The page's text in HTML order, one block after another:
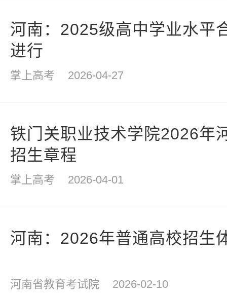
河南：2025级高中学业水平
进行
掌上高考 2026-04-27
铁门关职业技术学院2026年
招生章程
掌上高考 2026-04-01
河南：2026年普通高校招生
河南省教育考试院 2026-02-10